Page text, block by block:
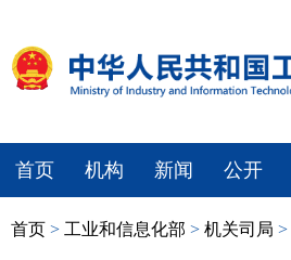
首页 机构 新闻 公开
首页 > 工业和信息化部 > 机关司局 >